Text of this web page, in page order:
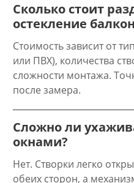
Сколько стоит
остекление
Стоимость зависит от
или ПВХ), количества
сложности монтажа.
после замера.
Сложно ли
окнами?
Нет. Створки легко
обеих сторон, а